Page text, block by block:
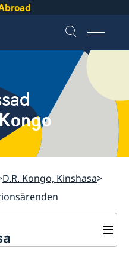
D.R. Kongo, Kinshasa